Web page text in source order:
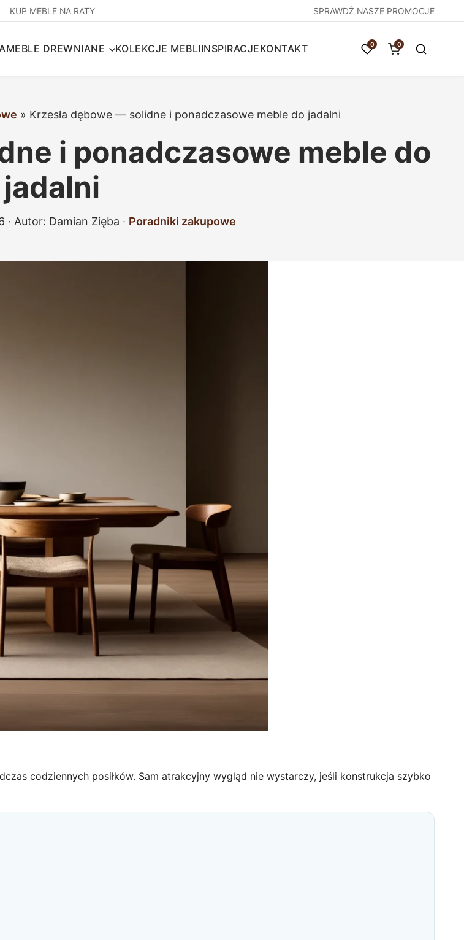
KUP MEBLE NA RATY SPRAWDŹ NASZE PROMOCJE
MEBLE DREWNIANE KOLEKCJE MEBLIINSPIRACJEKONTAKT 0 0
» Krzesła dębowe — solidne i ponadczasowe meble do jadalni
i ponadczasowe meble do
jadalni
· Autor: Damian Zięba · Poradniki zakupowe
codziennych posiłków. Sam atrakcyjny wygląd nie wystarczy, jeśli konstrukcja szybko